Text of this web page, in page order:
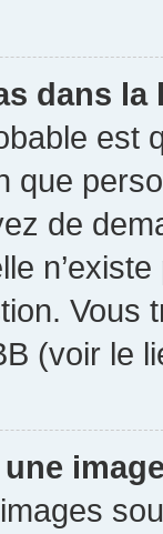
dans la
est
que
de
Vous
(voir le